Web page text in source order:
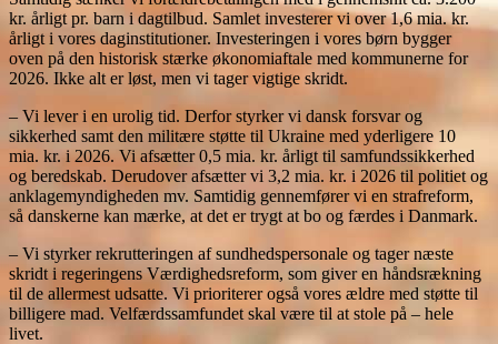
kr. årligt pr. barn i dagtilbud. Samlet investerer vi over 1,6 mia. kr.
årligt i vores daginstitutioner. Investeringen i vores børn bygger
oven på den historisk stærke økonomiaftale med kommunerne for
2026. Ikke alt er løst, men vi tager vigtige skridt.
– Vi lever i en urolig tid. Derfor styrker vi dansk forsvar og
sikkerhed samt den militære støtte til Ukraine med yderligere 10
mia. kr. i 2026. Vi afsætter 0,5 mia. kr. årligt til samfundssikkerhed
og beredskab. Derudover afsætter vi 3,2 mia. kr. i 2026 til politiet og
anklagemyndigheden mv. Samtidig gennemfører vi en strafreform,
så danskerne kan mærke, at det er trygt at bo og færdes i Danmark.
– Vi styrker rekrutteringen af sundhedspersonale og tager næste
skridt i regeringens Værdighedsreform, som giver en håndsrækning
til de allermest udsatte. Vi prioriterer også vores ældre med støtte til
billigere mad. Velfærdssamfundet skal være til at stole på – hele
livet.